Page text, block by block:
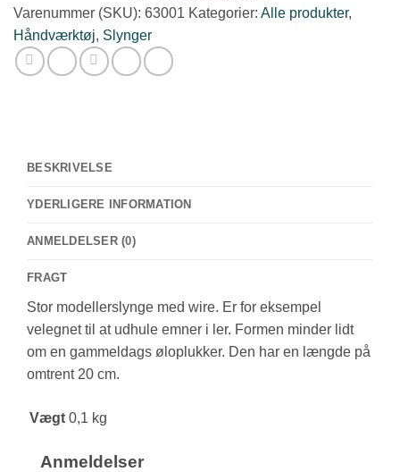
antal
Varenummer (SKU): 63001 Kategorier: Alle produkter,
Håndværktøj, Slynger
BESKRIVELSE
YDERLIGERE INFORMATION
ANMELDELSER (0)
FRAGT
Stor modellerslynge med wire. Er for eksempel
velegnet til at udhule emner i ler. Formen minder lidt
om en gammeldags øloplukker. Den har en længde på
omtrent 20 cm.
Vægt 0,1 kg
Anmeldelser